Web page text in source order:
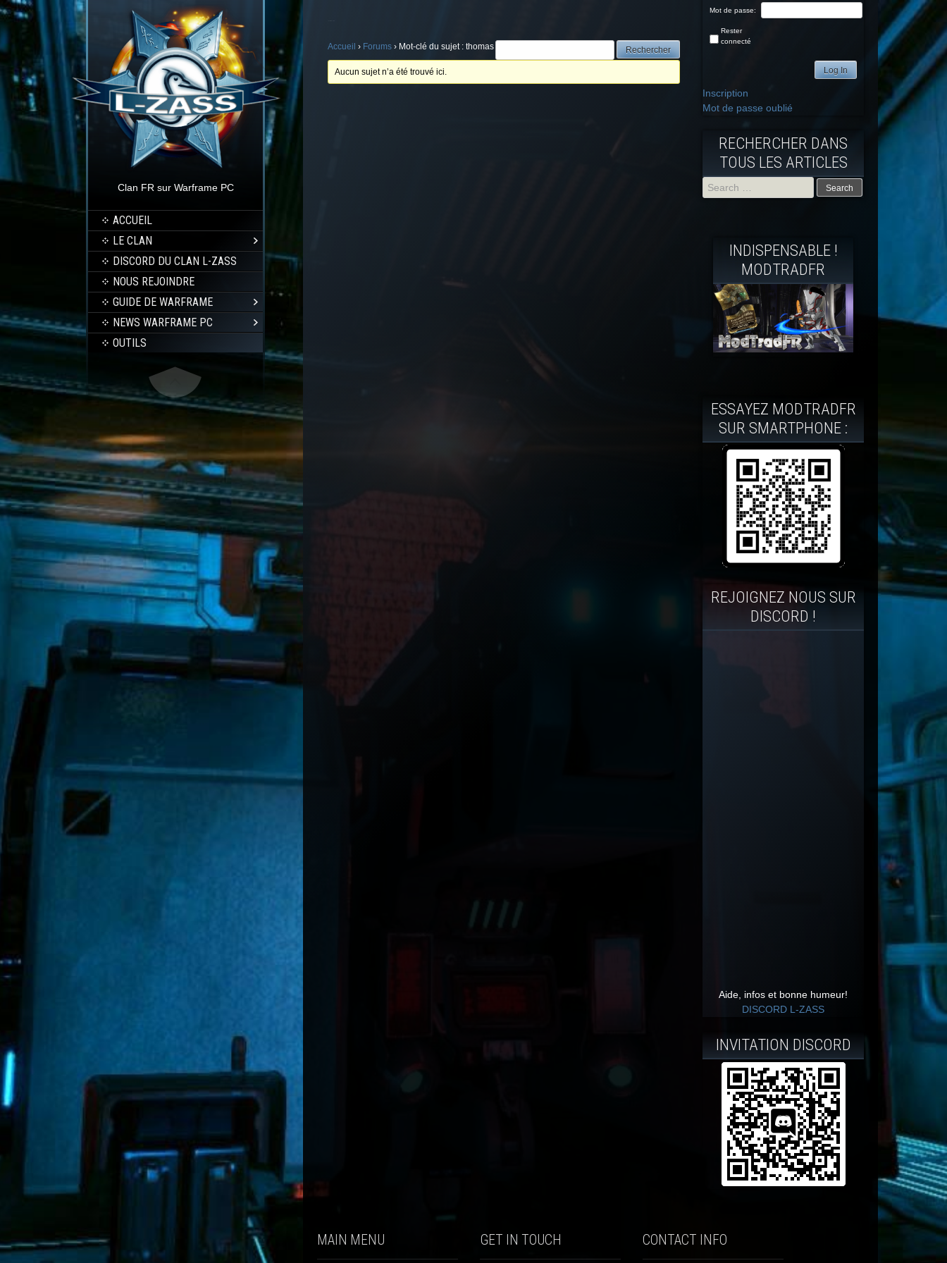
Clan FR sur Warframe PC
ACCUEIL
LE CLAN
DISCORD DU CLAN L-ZASS
NOUS REJOINDRE
GUIDE DE WARFRAME
NEWS WARFRAME PC
OUTILS
Accueil › Forums › Mot-clé du sujet : thomas
Aucun sujet n’a été trouvé ici.
Mot de passe:
Rester
connecté
Log In
Inscription
Mot de passe oublié
RECHERCHER DANS
TOUS LES ARTICLES
INDISPENSABLE !
MODTRADFR
ESSAYEZ MODTRADFR
SUR SMARTPHONE :
REJOIGNEZ NOUS SUR
DISCORD !
Aide, infos et bonne humeur!
DISCORD L-ZASS
INVITATION DISCORD
MAIN MENU GET IN TOUCH CONTACT INFO